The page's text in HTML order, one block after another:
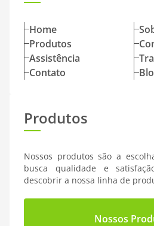
Home
Produtos
Assistência
Contato
Produtos
Nossos produtos são a
busca qualidade e
descobrir a nossa linha de
Nossos